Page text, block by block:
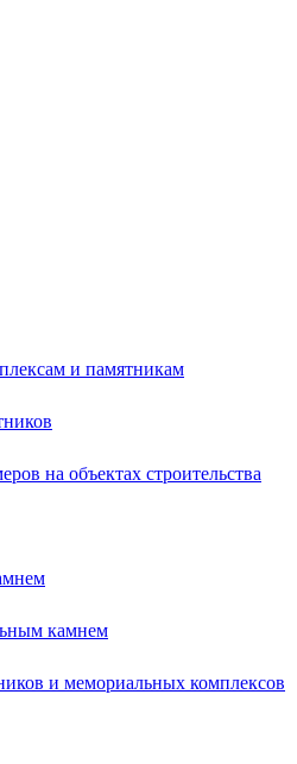
и памятникам
на объектах строительства
камнем
и мемориальных комплексов